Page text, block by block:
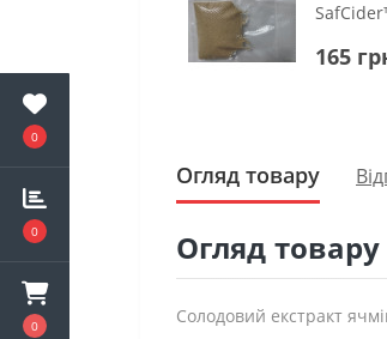
0
0
0
165
Огляд товару
Огляд
Солодовий екстракт